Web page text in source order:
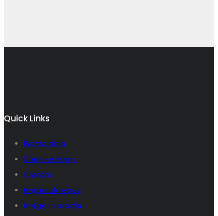
Quick Links
Borza dela
Članske strani
Gradiva
Knjiga ukrepov
Knjige in orodja